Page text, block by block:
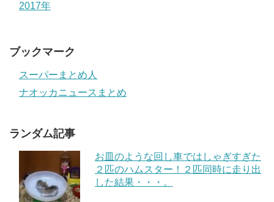
2017年
ブックマーク
スーパーまとめ人
ナオッカニュースまとめ
ランダム記事
お皿のような回し車ではしゃぎすぎた
２匹のハムスター！２匹同時に走り出
した結果・・・。